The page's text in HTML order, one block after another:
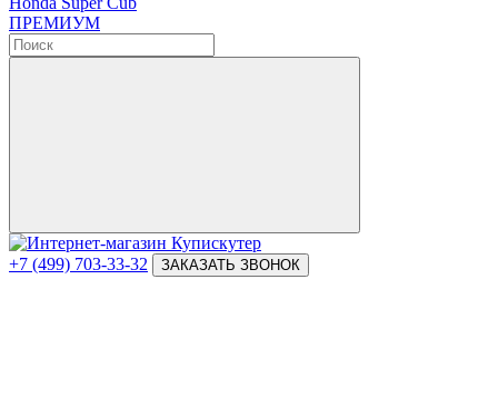
ПРЕМИУМ
+7 (499) 703-33-32 ЗАКАЗАТЬ ЗВОНОК